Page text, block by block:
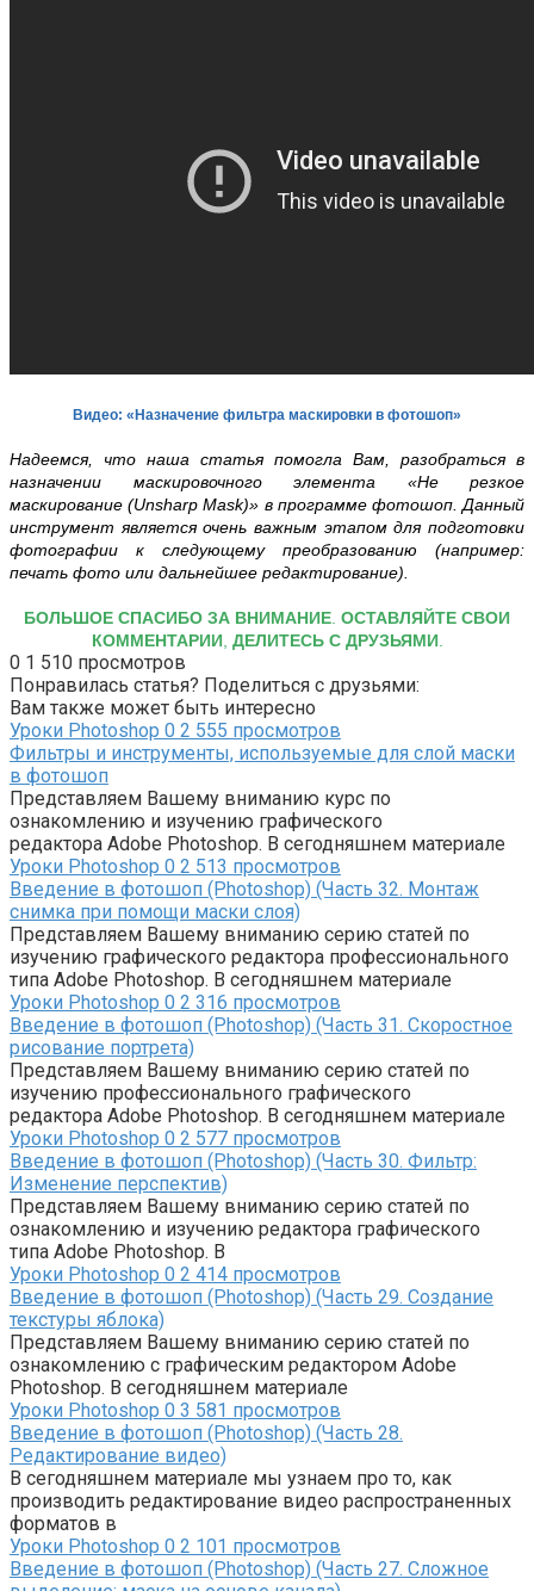
Видео: «Назначение фильтра маскировки в фотошоп»
Надеемся, что наша статья помогла Вам, разобраться в
назначении маскировочного элемента «Не резкое
маскирование (Unsharp Mask)» в программе фотошоп. Данный
инструмент является очень важным этапом для подготовки
фотографии к следующему преобразованию (например:
печать фото или дальнейшее редактирование).
БОЛЬШОЕ СПАСИБО ЗА ВНИМАНИЕ ОСТАВЛЯЙТЕ СВОИ
КОММЕНТАРИИ, ДЕЛИТЕСЬ С ДРУЗЬЯМИ.
0 1 510 просмотров
Понравилась статья? Поделиться с друзьями:
Вам также может быть интересно
Уроки Photoshop 0 2 555 просмотров
Фильтры и инструменты, используемые для слой маски
в фотошоп
Представляем Вашему вниманию курс по
ознакомлению и изучению графического
редактора Adobe Photoshop. В сегодняшнем материале
Уроки Photoshop 0 2 513 просмотров
Введение в фотошоп (Photoshop) (Часть 32. Монтаж
снимка при помощи маски слоя)
Представляем Вашему вниманию серию статей по
изучению графического редактора профессионального
типа Adobe Photoshop. В сегодняшнем материале
Уроки Photoshop 0 2 316 просмотров
Введение в фотошоп (Photoshop) (Часть 31. Скоростное
рисование портрета)
Представляем Вашему вниманию серию статей по
изучению профессионального графического
редактора Adobe Photoshop. В сегодняшнем материале
Уроки Photoshop 0 2 577 просмотров
Введение в фотошоп (Photoshop) (Часть 30. Фильтр:
Изменение перспектив)
Представляем Вашему вниманию серию статей по
ознакомлению и изучению редактора графического
типа Adobe Photoshop. В
Уроки Photoshop 0 2 414 просмотров
Введение в фотошоп (Photoshop) (Часть 29. Создание
текстуры яблока)
Представляем Вашему вниманию серию статей по
ознакомлению с графическим редактором Adobe
Photoshop. В сегодняшнем материале
Уроки Photoshop 0 3 581 просмотров
Введение в фотошоп (Photoshop) (Часть 28.
Редактирование видео)
В сегодняшнем материале мы узнаем про то, как
производить редактирование видео распространенных
форматов в
Уроки Photoshop 0 2 101 просмотров
Введение в фотошоп (Photoshop) (Часть 27. Сложное